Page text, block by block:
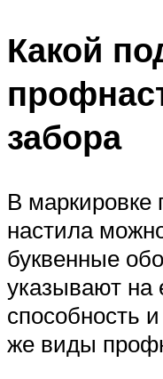
Какой
забора
В маркировке
настила
буквенные
указывают на
способность
же виды